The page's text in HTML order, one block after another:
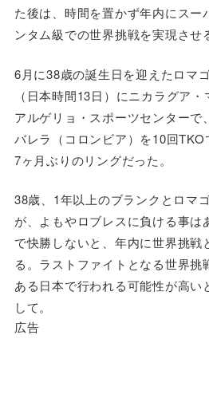
た後は、時間を置かず年内にス
ンタム級での世界挑戦を実現させ
6月に38歳の誕生日を迎えたロマ
（日本時間13日）にニカラグア
アルゲリョ・スポーツセンターで
バレラ（コロンビア）を10回
7ヶ月ぶりのリングだった。
38歳、1年以上のブランクとロマ
が、よもやロブレスに負ける事は
で快勝しないと、年内に世界挑戦
る。ラストファイトとなる世界
ある日本で行われる可能性が高い
して。
広告